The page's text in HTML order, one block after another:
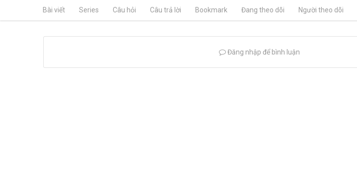
Bài viết Series Câu hỏi Câu trả lời Bookmark Đang theo dõi Người theo dõi
Đăng nhập để bình luận